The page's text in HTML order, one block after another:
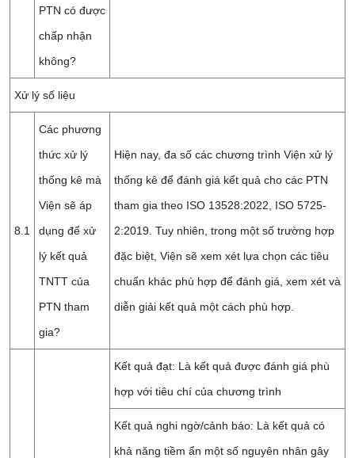
PTN có được
chấp nhận
không?
Xử lý số liệu
8.1
Các phương
thức xử lý
thống kê mà
Viện sẽ áp
dụng để xử
lý kết quả
TNTT của
PTN tham
gia?
Hiện nay, đa số các chương trình Viện xử lý
thống kê để đánh giá kết quả cho các PTN
tham gia theo ISO 13528:2022, ISO 5725-
2:2019. Tuy nhiên, trong một số trường hợp
đặc biệt, Viện sẽ xem xét lựa chọn các tiêu
chuẩn khác phù hợp để đánh giá, xem xét và
diễn giải kết quả một cách phù hợp.
Kết quả đạt: Là kết quả được đánh giá phù
hợp với tiêu chí của chương trình
Kết quả nghi ngờ/cảnh báo: Là kết quả có
khả năng tiềm ẩn một số nguyên nhân gây